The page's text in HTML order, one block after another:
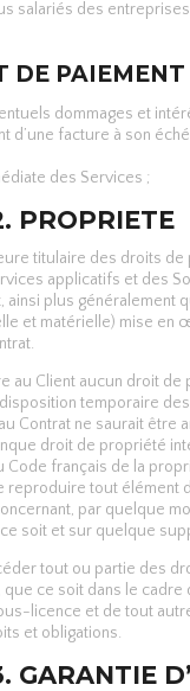
salariés des
DE PAIEMENT
dommages et
d’une facture à son
des Services ;
PROPRIETE
titulaire des droits de
applicatifs et des
ainsi plus généralement
et matérielle) mise en
au Client aucun droit
temporaire
Contrat ne saurait être
droit de propriété
Code français de la
reproduire tout élément
par quelque
soit et sur quelque
tout ou partie des
ce soit dans le cadre
licence et de tout
et obligations.
GARANTIE